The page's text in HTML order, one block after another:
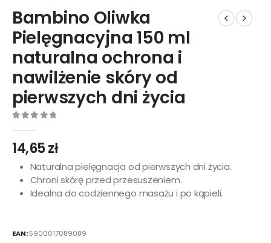
Bambino Oliwka
Pielęgnacyjna 150 ml
naturalna ochrona i
nawilżenie skóry od
pierwszych dni życia
14,65zł
Naturalna pielęgnacja od pierwszych dni życia.
Chroni skórę przed przesuszeniem.
Idealna do codziennego masażu i po kąpieli.
EAN:5900017089089